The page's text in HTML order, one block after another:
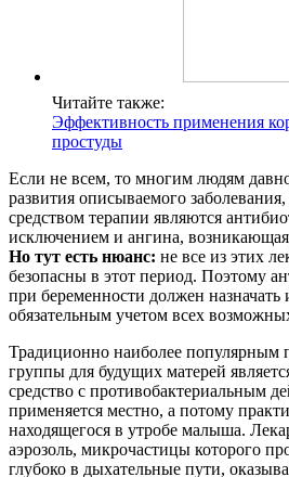
Читайте также:
Эффективность применения
простуды
Если не всем, то многим людям
развития описываемого
средством терапии являются
исключением и ангина,
Но тут есть нюанс: не все из этих
безопасны в этот период. Поэтому
при беременности должен назначать
обязательным учетом всех
Традиционно наиболее популярным
группы для будущих матерей
средство с противобактериальным
применяется местно, а потому
находящегося в утробе малыша.
аэрозоль, микрочастицы которого
глубоко в дыхательные пути,